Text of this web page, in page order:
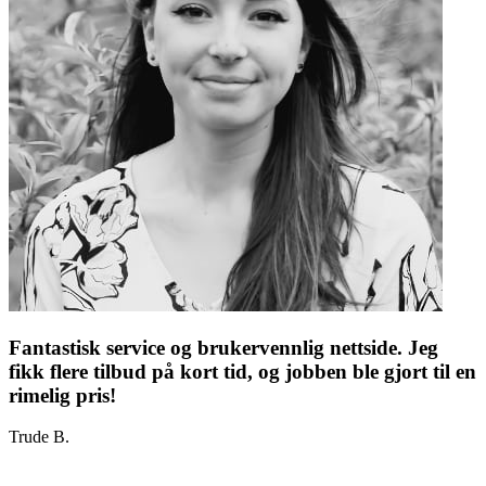
Fantastisk service og brukervennlig nettside. Jeg
fikk flere tilbud på kort tid, og jobben ble gjort til en
rimelig pris!
Trude B.